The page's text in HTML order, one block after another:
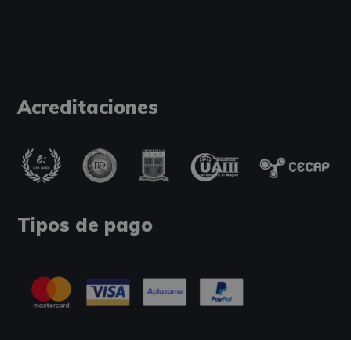
Acreditaciones
Tipos de pago